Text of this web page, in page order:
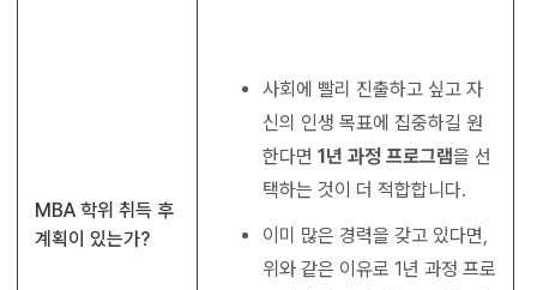
MBA 학위 취득 후
계획이 있는가?
사회에 빨리 진출하고 싶고 자
신의 인생 목표에 집중하길 원
한다면 1년 과정 프로그램을 선
택하는 것이 더 적합합니다.
이미 많은 경력을 갖고 있다면,
위와 같은 이유로 1년 과정 프로